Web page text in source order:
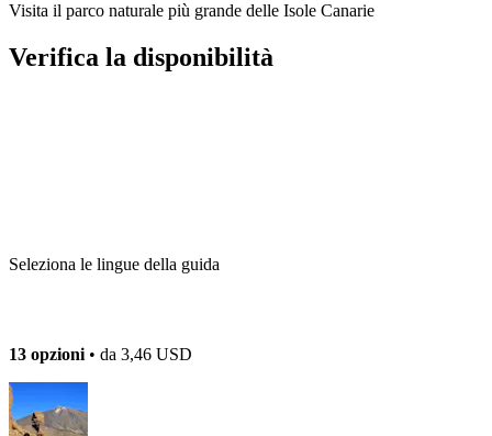
Visita il parco naturale più grande delle Isole Canarie
Verifica la disponibilità
Seleziona le lingue della guida
13 opzioni • da 3,46 USD